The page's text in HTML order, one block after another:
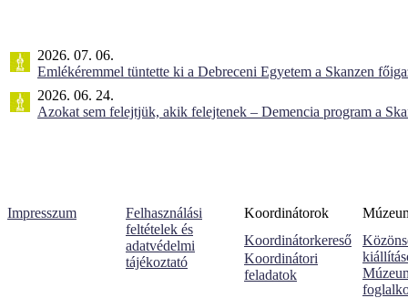
2026. 07. 06.
Emlékéremmel tüntette ki a Debreceni Egyetem a Skanzen
2026. 06. 24.
Azokat sem felejtjük, akik felejtenek – Demencia program a
Impresszum
Felhasználási
feltételek és
adatvédelmi
tájékoztató
Koordinátorok
Koordinátorkereső
Koordinátori
feladatok